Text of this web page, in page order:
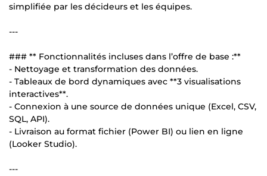
simplifiée par les décideurs et les équipes.
---
### ** Fonctionnalités incluses dans l’offre de base :**
- Nettoyage et transformation des données.
- Tableaux de bord dynamiques avec **3 visualisations
interactives**.
- Connexion à une source de données unique (Excel, CSV,
SQL, API).
- Livraison au format fichier (Power BI) ou lien en ligne
(Looker Studio).
---